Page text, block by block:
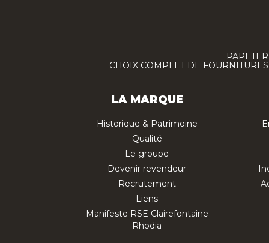
CHOIX COMPLET DE
LA MARQUE
Historique & Patrimoine
Qualité
Le groupe
Devenir revendeur
Recrutement
Liens
Manifeste RSE Clairefontaine
Rhodia